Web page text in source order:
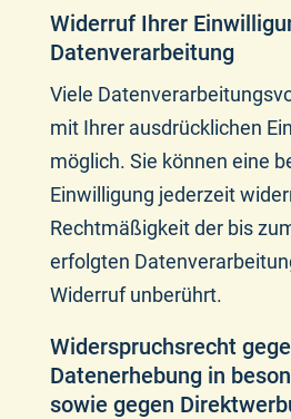
Widerruf Ihrer
Datenverarbeitung
Viele
mit Ihrer ausdrücklichen
möglich. Sie können eine
Einwilligung jederzeit
Rechtmäßigkeit der bis
erfolgten
Widerruf unberührt.
Widerspruchsrecht
Datenerhebung in
sowie gegen